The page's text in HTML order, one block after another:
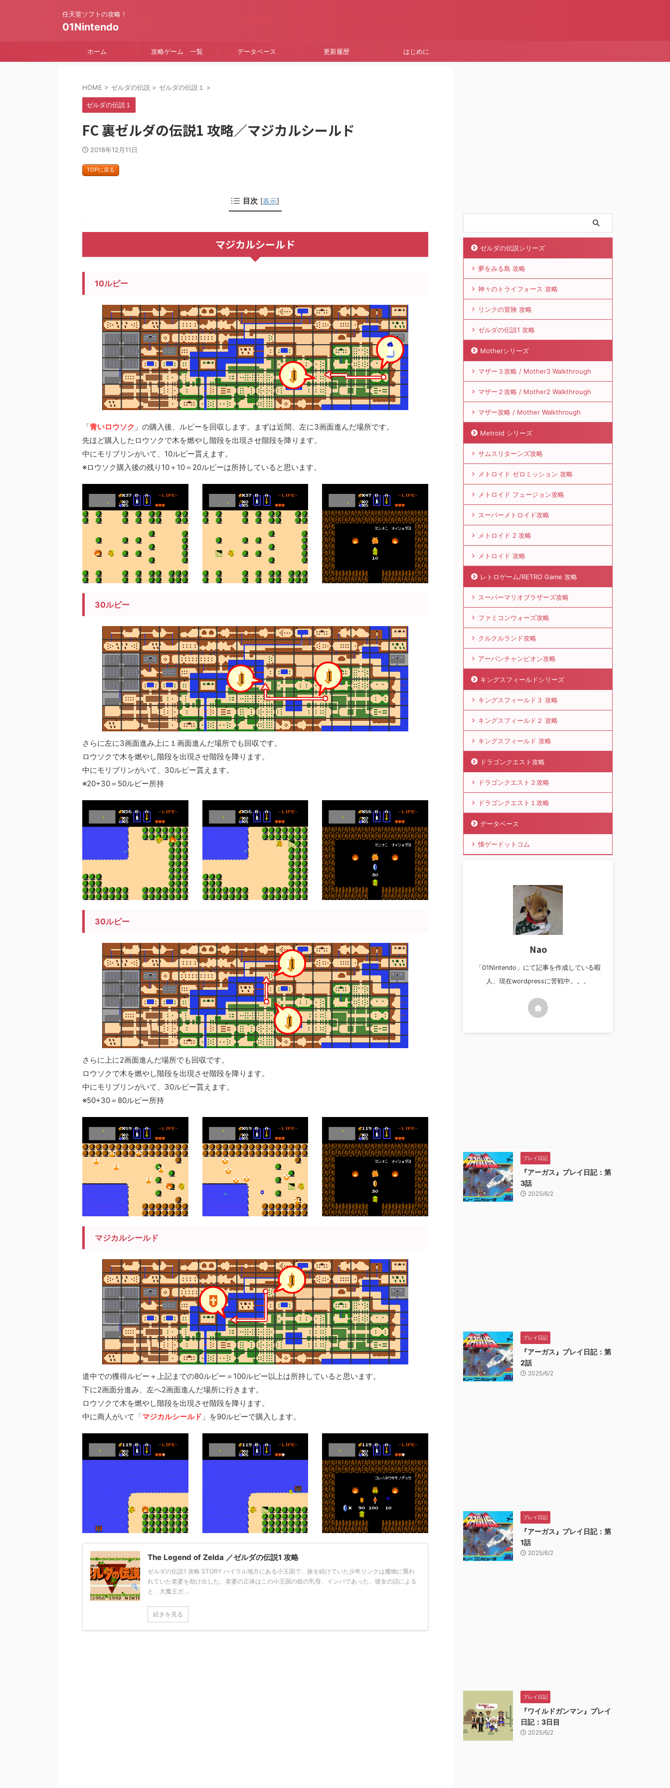
任天堂ソフトの攻略！
01Nintendo
ホーム 攻略ゲーム 一覧 データベース 更新履歴 はじめに
HOME > ゼルダの伝説 > ゼルダの伝説１ >
ゼルダの伝説１
FC 裏ゼルダの伝説1 攻略／マジカルシールド
2018年12月11日
TOPに戻る
目次 [表示]
マジカルシールド
10ルピー
「青いロウソク 」の購入後、ルピーを回収します。まずは近間、左に3画面進んだ場所です。
先ほど購入したロウソクで木を燃やし階段を出現させ階段を降ります。
中にモリブリンがいて、10ルピー貰えます。
※ロウソク購入後の残り10＋10＝20ルピーは所持していると思います。
30ルピー
さらに左に3画面進み上に１画面進んだ場所でも回収です。
ロウソクで木を燃やし階段を出現させ階段を降ります。
中にモリブリンがいて、30ルピー貰えます。
※20+30＝50ルピー所持
30ルピー
さらに上に2画面進んだ場所でも回収です。
ロウソクで木を燃やし階段を出現させ階段を降ります。
中にモリブリンがいて、30ルピー貰えます。
※50+30＝80ルピー所持
マジカルシールド
道中での獲得ルピー＋上記までの80ルピー＝100ルピー以上は所持していると思います。
下に2画面分進み、左へ2画面進んだ場所に行きます。
ロウソクで木を燃やし階段を出現させ階段を降ります。
中に商人がいて「マジカルシールド 」を90ルピーで購入します。
The Legend of Zelda ／ゼルダの伝説1 攻略
ゼルダの伝説1 攻略 STORY ハイラル地方にある小王国で、旅を続けていた少年リンクは魔物に襲わ
れていた老婆を助け出した。老婆の正体はこの小王国の姫の乳母、インパであった。彼女の話による
と、大魔王ガ ...
続きを見る
ゼルダの伝説シリーズ
夢をみる島 攻略
神々のトライフォース 攻略
リンクの冒険 攻略
ゼルダの伝説1 攻略
Motherシリーズ
マザー３攻略 / Mother3 Walkthrough
マザー２攻略 / Mother2 Walkthrough
マザー攻略 / Mother Walkthrough
Metroid シリーズ
サムスリターンズ攻略
メトロイド ゼロミッション 攻略
メトロイド フュージョン攻略
スーパーメトロイド攻略
メトロイド 2 攻略
メトロイド 攻略
レトロゲーム/RETRO Game 攻略
スーパーマリオブラザーズ攻略
ファミコンウォーズ攻略
クルクルランド攻略
アーバンチャンピオン攻略
キングスフィールドシリーズ
キングスフィールド３ 攻略
キングスフィールド２ 攻略
キングスフィールド 攻略
ドラゴンクエスト攻略
ドラゴンクエスト２攻略
ドラゴンクエスト１攻略
データベース
懐ゲードットコム
Nao
「01Nintendo」にて記事を作成している暇
人、現在wordpressに苦戦中。。。
プレイ日記
『アーガス』プレイ日記：第
3話
2025/6/2
プレイ日記
『アーガス』プレイ日記：第
2話
2025/6/2
プレイ日記
『アーガス』プレイ日記：第
1話
2025/6/2
プレイ日記
『ワイルドガンマン』プレイ
日記：3日目
2025/6/2